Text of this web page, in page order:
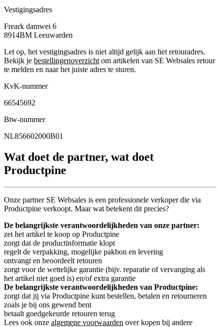
Vestigingsadres
Freark damwei 6
8914BM Leeuwarden
Let op, het vestigingsadres is niet altijd gelijk aan het retouradres.
Bekijk je bestellingenoverzicht om artikelen van SE Websales retour
te melden en naar het juiste adres te sturen.
KvK-nummer
66545692
Btw-nummer
NL856602000B01
Wat doet de partner, wat doet
Productpine
Onze partner SE Websales is een professionele verkoper die via
Productpine verkoopt. Maar wat betekent dit precies?
De belangrijkste verantwoordelijkheden van onze partner:
zet het artikel te koop op Productpine
zorgt dat de productinformatie klopt
regelt de verpakking, mogelijke pakbon en levering
ontvangt en beoordeelt retouren
zorgt voor de wettelijke garantie (bijv. reparatie of vervanging als
het artikel niet goed is) en/of extra garantie
De belangrijkste verantwoordelijkheden van Productpine:
zorgt dat jij via Productpine kunt bestellen, betalen en retourneren
zoals je bij ons gewend bent
betaalt goedgekeurde retouren terug
Lees ook onze algemene voorwaarden over kopen bij andere